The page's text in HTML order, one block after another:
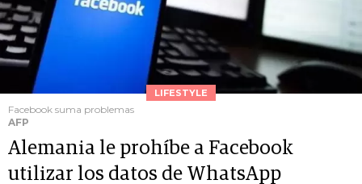
LIFESTYLE
Facebook suma problemas
AFP
Alemania le prohíbe a Facebook
utilizar los datos de WhatsApp